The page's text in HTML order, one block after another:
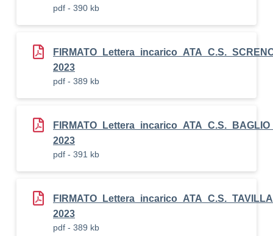
pdf - 390 kb
2023
pdf - 389 kb
2023
pdf - 391 kb
2023
pdf - 389 kb